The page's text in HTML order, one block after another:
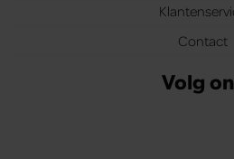
Contact
Volg